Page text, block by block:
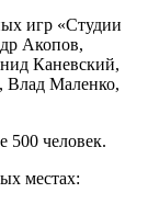
игр «Студии
Акопов,
Каневский,
Влад Маленко,
500 человек.
местах: